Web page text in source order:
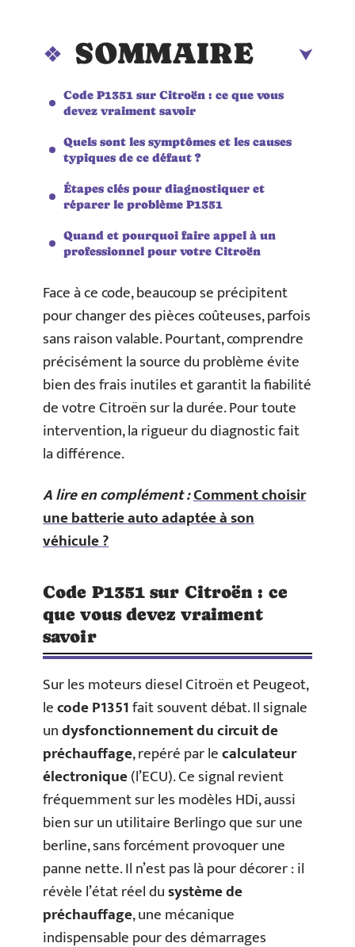
SOMMAIRE
Code P1351 sur Citroën : ce que vous
devez vraiment savoir
Quels sont les symptômes et les causes
typiques de ce défaut ?
Étapes clés pour diagnostiquer et
réparer le problème P1351
Quand et pourquoi faire appel à un
professionnel pour votre Citroën
Face à ce code, beaucoup se précipitent
pour changer des pièces coûteuses, parfois
sans raison valable. Pourtant, comprendre
précisément la source du problème évite
bien des frais inutiles et garantit la fiabilité
de votre Citroën sur la durée. Pour toute
intervention, la rigueur du diagnostic fait
la différence.
A lire en complément :Comment choisir
une batterie auto adaptée à son
véhicule ?
Code P1351 sur Citroën : ce
que vous devez vraiment
savoir
Sur les moteurs diesel Citroën et Peugeot,
lecode P1351fait souvent débat. Il signale
undysfonctionnement du circuit de
préchauffage, repéré par lecalculateur
électronique(l’ECU). Ce signal revient
fréquemment sur les modèles HDi, aussi
bien sur un utilitaire Berlingo que sur une
berline, sans forcément provoquer une
panne nette. Il n’est pas là pour décorer : il
révèle l’état réel dusystème de
préchauffage, une mécanique
indispensable pour des démarrages